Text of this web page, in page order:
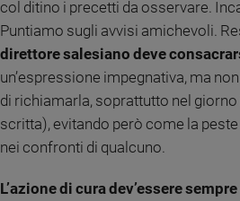
Genitori
figli
Nonni
Coppia
Scuola
e
Adolescenza
col ditino i precetti da osservare.
Puntiamo sugli avvisi amichevoli.
direttore salesiano deve
un’espressione impegnativa, ma
di richiamarla, soprattutto nel giorno
scritta), evitando però come la
nei confronti di qualcuno.
L’azione di cura dev’essere